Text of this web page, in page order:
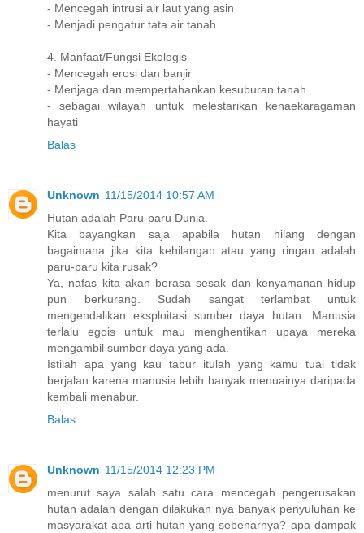
- Mencegah intrusi air laut yang asin
- Menjadi pengatur tata air tanah
4. Manfaat/Fungsi Ekologis
- Mencegah erosi dan banjir
- Menjaga dan mempertahankan kesuburan tanah
- sebagai wilayah untuk melestarikan kenaekaragaman
hayati
Balas
Unknown 11/15/2014 10:57 AM
Hutan adalah Paru-paru Dunia.
Kita bayangkan saja apabila hutan hilang dengan
bagaimana jika kita kehilangan atau yang ringan adalah
paru-paru kita rusak?
Ya, nafas kita akan berasa sesak dan kenyamanan hidup
pun berkurang. Sudah sangat terlambat untuk
mengendalikan eksploitasi sumber daya hutan. Manusia
terlalu egois untuk mau menghentikan upaya mereka
mengambil sumber daya yang ada.
Istilah apa yang kau tabur itulah yang kamu tuai tidak
berjalan karena manusia lebih banyak menuainya daripada
kembali menabur.
Balas
Unknown 11/15/2014 12:23 PM
menurut saya salah satu cara mencegah pengerusakan
hutan adalah dengan dilakukan nya banyak penyuluhan ke
masyarakat apa arti hutan yang sebenarnya? apa dampak